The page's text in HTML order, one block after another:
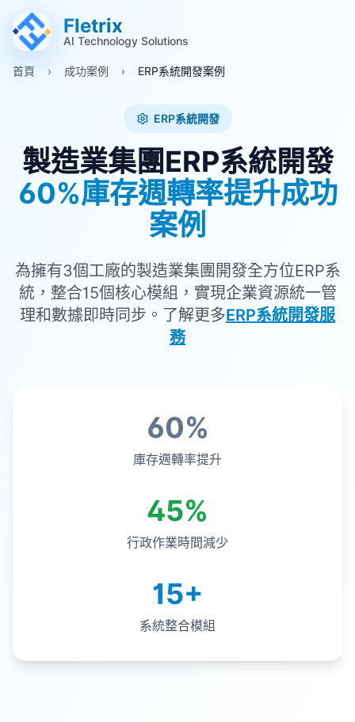
跳至主要內容 (Alt+M)
跳至頁尾 (Alt+F)
Fletrix
AI Technology Solutions
首頁 › 成功案例 › ERP系統開發案例
ERP系統開發
製造業集團ERP系統開發
60%庫存週轉率提升成功
案例
為擁有3個工廠的製造業集團開發全方位ERP系
統，整合15個核心模組，實現企業資源統一管
理和數據即時同步。了解更多ERP系統開發服
務
60%
庫存週轉率提升
45%
行政作業時間減少
15+
系統整合模組